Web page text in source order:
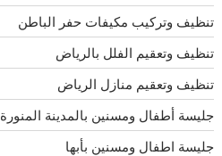
تنظيف وتركيب مكيفات حفر الباطن
تنظيف وتعقيم الفلل بالرياض
تنظيف وتعقيم منازل الرياض
جليسة أطفال ومسنين بالمدينة المنورة
جليسة اطفال ومسنين بأبها